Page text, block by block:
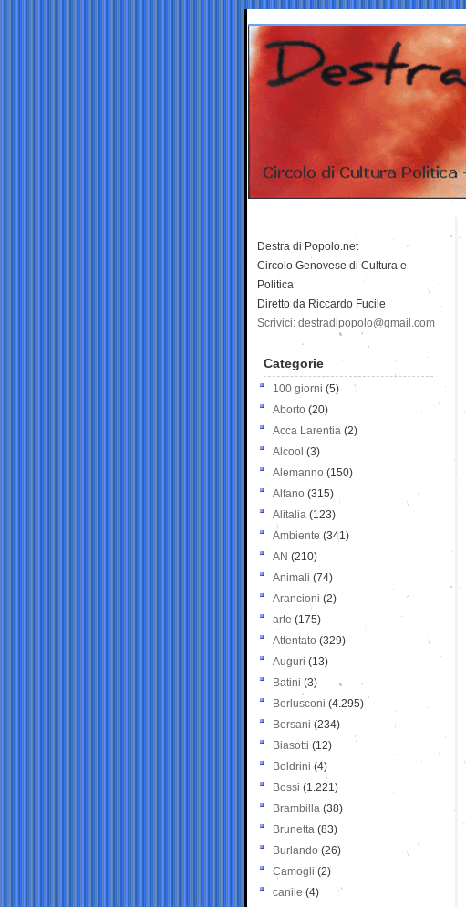
Destra di Popolo.net
Circolo Genovese di Cultura e
Politica
Diretto da Riccardo Fucile
Scrivici: destradipopolo@gmail.com
Categorie
100 giorni (5)
Aborto (20)
Acca Larentia (2)
Alcool (3)
Alemanno (150)
Alfano (315)
Alitalia (123)
Ambiente (341)
AN (210)
Animali (74)
Arancioni (2)
arte (175)
Attentato (329)
Auguri (13)
Batini (3)
Berlusconi (4.295)
Bersani (234)
Biasotti (12)
Boldrini (4)
Bossi (1.221)
Brambilla (38)
Brunetta (83)
Burlando (26)
Camogli (2)
canile (4)